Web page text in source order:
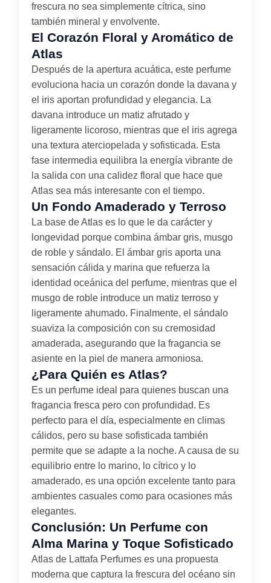
frescura no sea simplemente cítrica, sino
también mineral y envolvente.
El Corazón Floral y Aromático de
Atlas
Después de la apertura acuática, este perfume
evoluciona hacia un corazón donde la davana y
el iris aportan profundidad y elegancia. La
davana introduce un matiz afrutado y
ligeramente licoroso, mientras que el iris agrega
una textura aterciopelada y sofisticada. Esta
fase intermedia equilibra la energía vibrante de
la salida con una calidez floral que hace que
Atlas sea más interesante con el tiempo.
Un Fondo Amaderado y Terroso
La base de Atlas es lo que le da carácter y
longevidad porque combina ámbar gris, musgo
de roble y sándalo. El ámbar gris aporta una
sensación cálida y marina que refuerza la
identidad oceánica del perfume, mientras que el
musgo de roble introduce un matiz terroso y
ligeramente ahumado. Finalmente, el sándalo
suaviza la composición con su cremosidad
amaderada, asegurando que la fragancia se
asiente en la piel de manera armoniosa.
¿Para Quién es Atlas?
Es un perfume ideal para quienes buscan una
fragancia fresca pero con profundidad. Es
perfecto para el día, especialmente en climas
cálidos, pero su base sofisticada también
permite que se adapte a la noche. A causa de su
equilibrio entre lo marino, lo cítrico y lo
amaderado, es una opción excelente tanto para
ambientes casuales como para ocasiones más
elegantes.
Conclusión: Un Perfume con
Alma Marina y Toque Sofisticado
Atlas de Lattafa Perfumes es una propuesta
moderna que captura la frescura del océano sin